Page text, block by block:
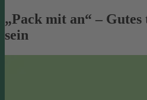
„Pack mit an“ –
sein